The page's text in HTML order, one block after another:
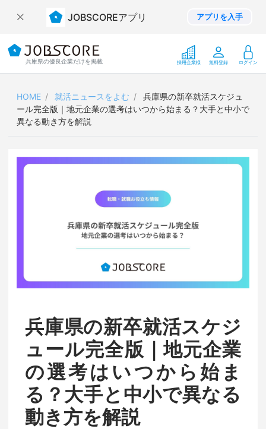
JOBSCOREアプリ アプリを入手
兵庫県の優良企業だけを掲載 採用企業様 無料登録 ログイン
HOME 就活ニュースをよむ
兵庫県の新卒就活スケジュ
ール完全版｜地元企業の選考はいつから始まる？大手と中小で
異なる動き方を解説
兵庫県の新卒就活スケジ
ュール完全版｜地元企業
の選考はいつから始ま
る？大手と中小で異なる
動き方を解説